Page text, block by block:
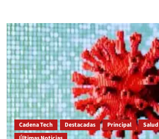
Cadena Tech Destacadas Principal
Salud